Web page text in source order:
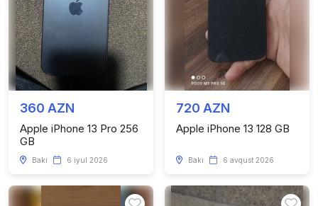
360 AZN
Apple iPhone 13 Pro 256
GB
Bakı 6 iyul 2026
720 AZN
Apple iPhone 13 128 GB
Bakı 6 avqust 2026